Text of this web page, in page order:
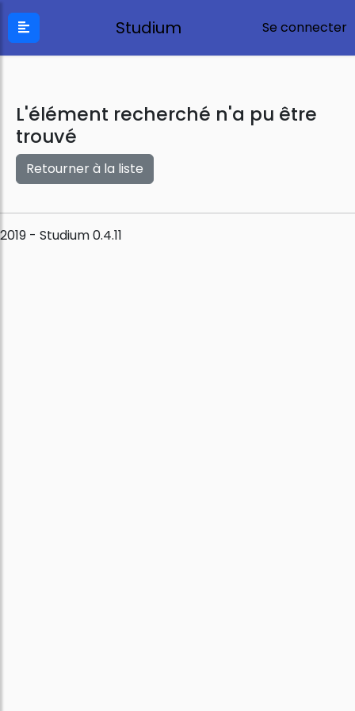
Studium Se connecter
L'élément recherché n'a pu être
trouvé
Retourner à la liste
2019 - Studium 0.4.11